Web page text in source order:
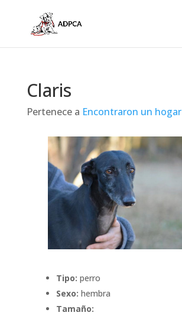
Claris
Pertenece a Encontraron un hogar
Tipo: perro
Sexo: hembra
Tamaño: